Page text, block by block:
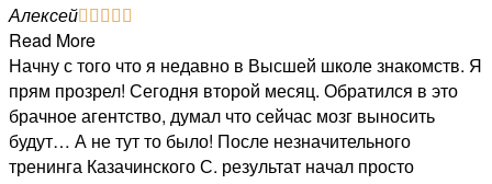
Алексей    
Read More
Начну с того что я недавно в Высшей школе знакомств. Я
прям прозрел! Сегодня второй месяц. Обратился в это
брачное агентство, думал что сейчас мозг выносить
будут… А не тут то было! После незначительного
тренинга Казачинского С. результат начал просто